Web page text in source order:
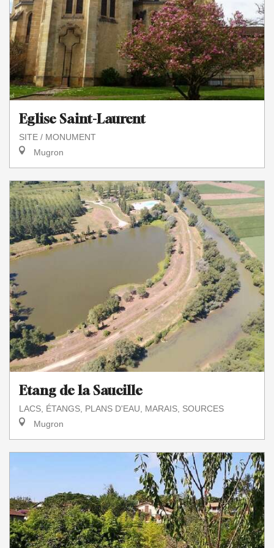
Eglise Saint-Laurent
SITE / MONUMENT
Mugron
Etang de la Saucille
LACS, ÉTANGS, PLANS D'EAU, MARAIS, SOURCES
Mugron